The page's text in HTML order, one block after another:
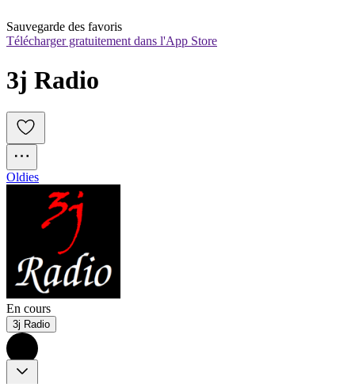
Sauvegarde des favoris
Télécharger gratuitement dans l'App Store
3j Radio
Oldies
En cours
3j Radio